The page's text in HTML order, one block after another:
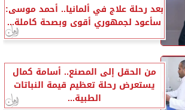
بعد رحلة علاج في ألمانيا.. أحمد موسى:
سأعود لجمهوري أقوى وبصحة كاملة...
من الحقل إلى المصنع.. أسامة كمال
يستعرض رحلة تعظيم قيمة النباتات
الطبية...